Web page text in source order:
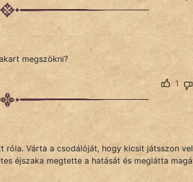
megszökni?
1
róla. Várta a csodálóját, hogy kicsit játsszon
éjszaka megtette a hatását és meglátta